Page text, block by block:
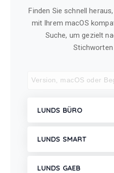
Finden Sie schnell
mit Ihrem macOS
Suche, um gezielt
LUNDS BÜRO
LUNDS SMART
LUNDS GAEB